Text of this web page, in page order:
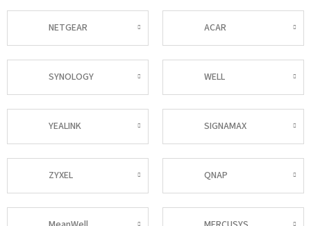
NETGEAR ACAR
SYNOLOGY WELL
YEALINK SIGNAMAX
ZYXEL QNAP